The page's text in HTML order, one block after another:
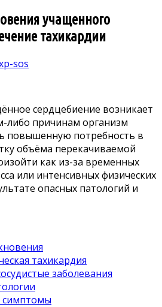
учащенного
тахикардии
sos
сердцебиение возникает
либо причинам организм
повышенную потребность в
объёма перекачиваемой
как из-за временных
или интенсивных физических
опасных патологий и
тахикардия
заболевания